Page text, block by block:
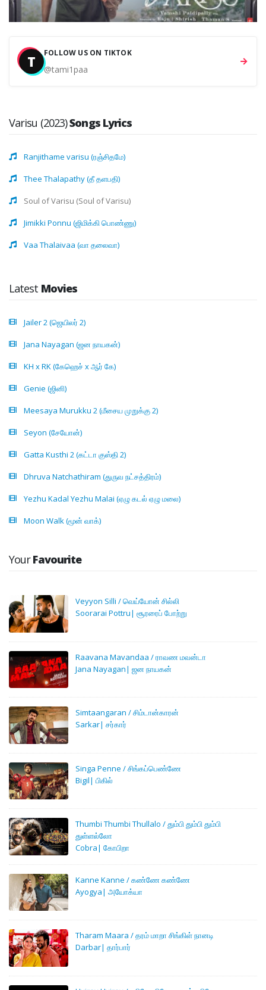
T FOLLOW US ON TIKTOK
@tami1paa
Varisu (2023)Songs Lyrics
Ranjithame varisu (ரஞ்சிதமே)
Thee Thalapathy (தீ தளபதி)
Soul of Varisu (Soul of Varisu)
Jimikki Ponnu (ஜிமிக்கி பொண்ணு)
Vaa Thalaivaa (வா தலைவா)
Latest Movies
Jailer 2 (ஜெயிலர் 2)
Jana Nayagan (ஜன நாயகன்)
KH x RK (கேஹெச் x ஆர் கே)
Genie (ஜினி)
Meesaya Murukku 2 (மீசைய முறுக்கு 2)
Seyon (சேயோன்)
Gatta Kusthi 2 (கட்டா குஸ்தி 2)
Dhruva Natchathiram (துருவ நட்சத்திரம்)
Yezhu Kadal Yezhu Malai (ஏழு கடல் ஏழு மலை)
Moon Walk (மூன் வாக்)
YourFavourite
Veyyon Silli / வெய்யோன் சில்லி
Soorarai Pottru| சூரரைப் போற்று
Raavana Mavandaa / ராவண மவன்டா
Jana Nayagan| ஜன நாயகன்
Simtaangaran / சிம்டான்காரன்
Sarkar| சர்கார்
Singa Penne / சிங்கப்பெண்ணே
Bigil| பிகில்
Thumbi Thumbi Thullalo / தும்பி தும்பி தும்பி
துள்ளல்லோ
Cobra| கோபிறா
Kanne Kanne / கண்ணே கண்ணே
Ayogya| அயோக்யா
Tharam Maara / தரம் மாறா சிங்கிள் நானடி
Darbar| தார்பார்